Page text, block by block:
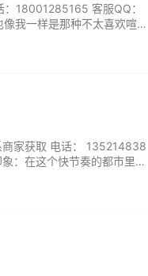
18001285165 客服QQ：
我一样是那种不太喜欢喧
家获取 电话： 135214838
：在这个快节奏的都市里，